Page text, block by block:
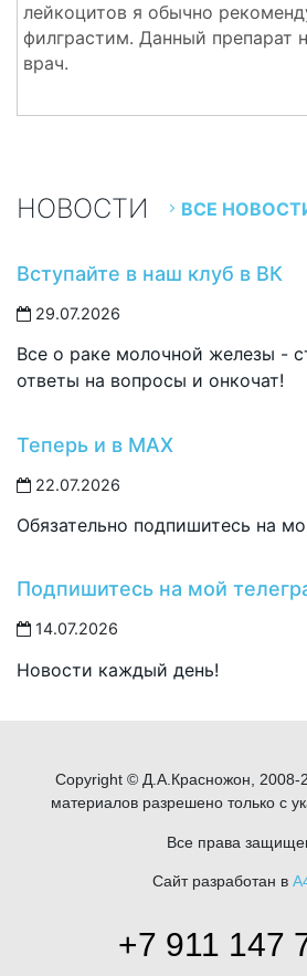
лейкоцитов я обычно
филграстим. Данный препарат
врач.
НОВОСТИ ВСЕ
Вступайте в наш клуб в ВК
29.07.2026
Все о раке молочной железы -
ответы на вопросы и онкочат!
Теперь и в MAX
22.07.2026
Обязательно подпишитесь на
Подпишитесь на мой
14.07.2026
Новости каждый день!
Copyright © Д.А.Красножон, 2008-
материалов разрешено только с
Все права
Сайт разработан в
+7 911 147